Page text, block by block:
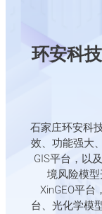
环安科
石家庄环安科
效、功能强大
GIS平台，以
境风险模
XinGEO平
台、光化学模